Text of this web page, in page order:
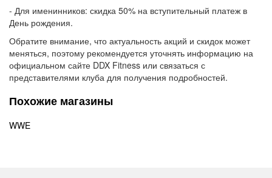
- Для именинников: скидка 50% на вступительный платеж в
День рождения.
Обратите внимание, что актуальность акций и скидок может
меняться, поэтому рекомендуется уточнять информацию на
официальном сайте DDX Fitness или связаться с
представителями клуба для получения подробностей.
Похожие магазины
WWE